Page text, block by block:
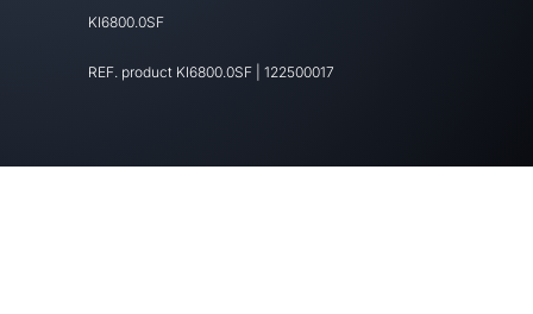
KI6800.0SF
REF. product KI6800.0SF 122500017